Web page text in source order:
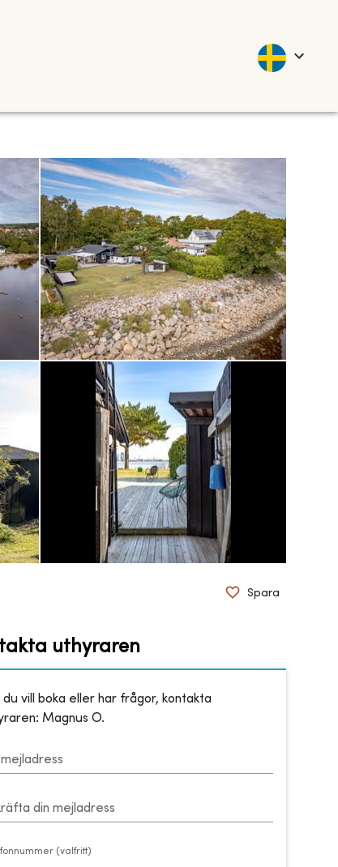
Spara
uthyraren
du vill boka eller har frågor, kontakta
Magnus O.
mejladress
din mejladress
(valfritt)